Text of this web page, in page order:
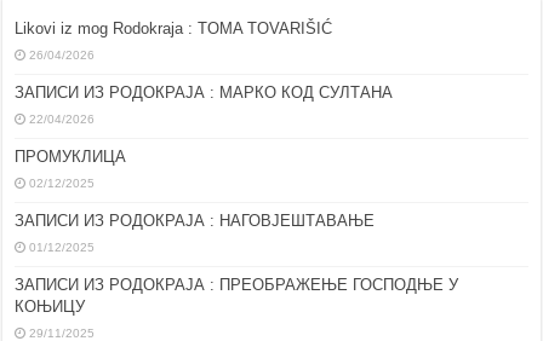
Likovi iz mog Rodokraja : TOMA TOVARIŠIĆ
26/04/2026
ЗАПИСИ ИЗ РОДОКРАЈА : МАРКО КОД СУЛТАНА
22/04/2026
ПРОМУКЛИЦА
02/12/2025
ЗАПИСИ ИЗ РОДОКРАЈА : НАГОВЈЕШТАВАЊЕ
01/12/2025
ЗАПИСИ ИЗ РОДОКРАЈА : ПРЕОБРАЖЕЊЕ ГОСПОДЊЕ У
КОЊИЦУ
29/11/2025